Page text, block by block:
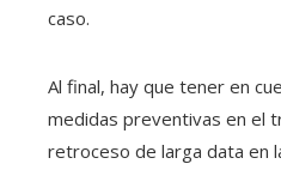
caso.
Al final, hay que tener en
medidas preventivas en el
retroceso de larga data en